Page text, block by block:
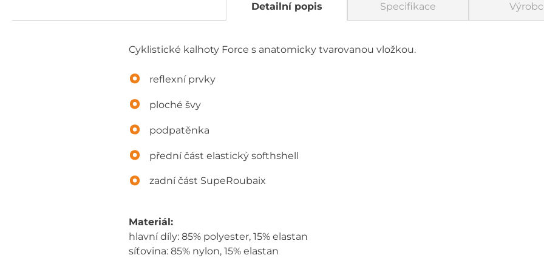
Detailní popis Specifikace
Cyklistické kalhoty Force s anatomicky tvarovanou vložkou.
reflexní prvky
ploché švy
podpatěnka
přední část elastický softhshell
zadní část SupeRoubaix
Materiál:
hlavní díly: 85% polyester, 15% elastan
síťovina: 85% nylon, 15% elastan